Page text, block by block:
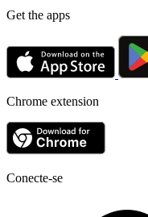
Get the apps
Chrome extension
Conecte-se